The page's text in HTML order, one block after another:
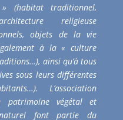
(habitat traditionnel,
religieuse
objets de la vie
à la « culture
ainsi qu’à tous
sous leurs différentes
L’association
patrimoine végétal et
naturel font partie du